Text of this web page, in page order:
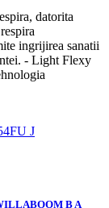
datorita
ingrijirea sanatii
- Light Flexy
B A